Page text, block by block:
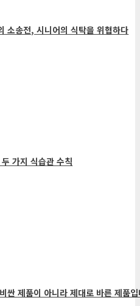
송전, 시니어의 식탁을 위협하다
가지 식습관 수칙
제품이 아니라 제대로 바른 제품입